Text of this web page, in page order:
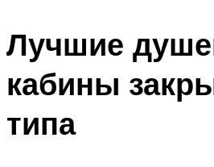
Лучшие
кабины
типа